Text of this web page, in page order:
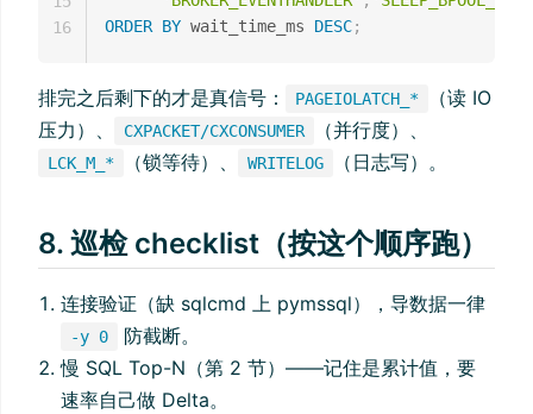
ORDER BY wait_time_ms DESC;
16
排完之后剩下的才是真信号： PAGEIOLATCH_*
（读 IO
压力）、
CXPACKET/CXCONSUMER （并行度）、
LCK_M_* （锁等待）、 WRITELOG （日志写）。
8. 巡检 checklist（按这个顺序跑）
连接验证（缺 sqlcmd 上 pymssql），导数据一律
-y 0
防截断。
慢 SQL Top-N（第 2 节）——记住是累计值，要
速率自己做 Delta。